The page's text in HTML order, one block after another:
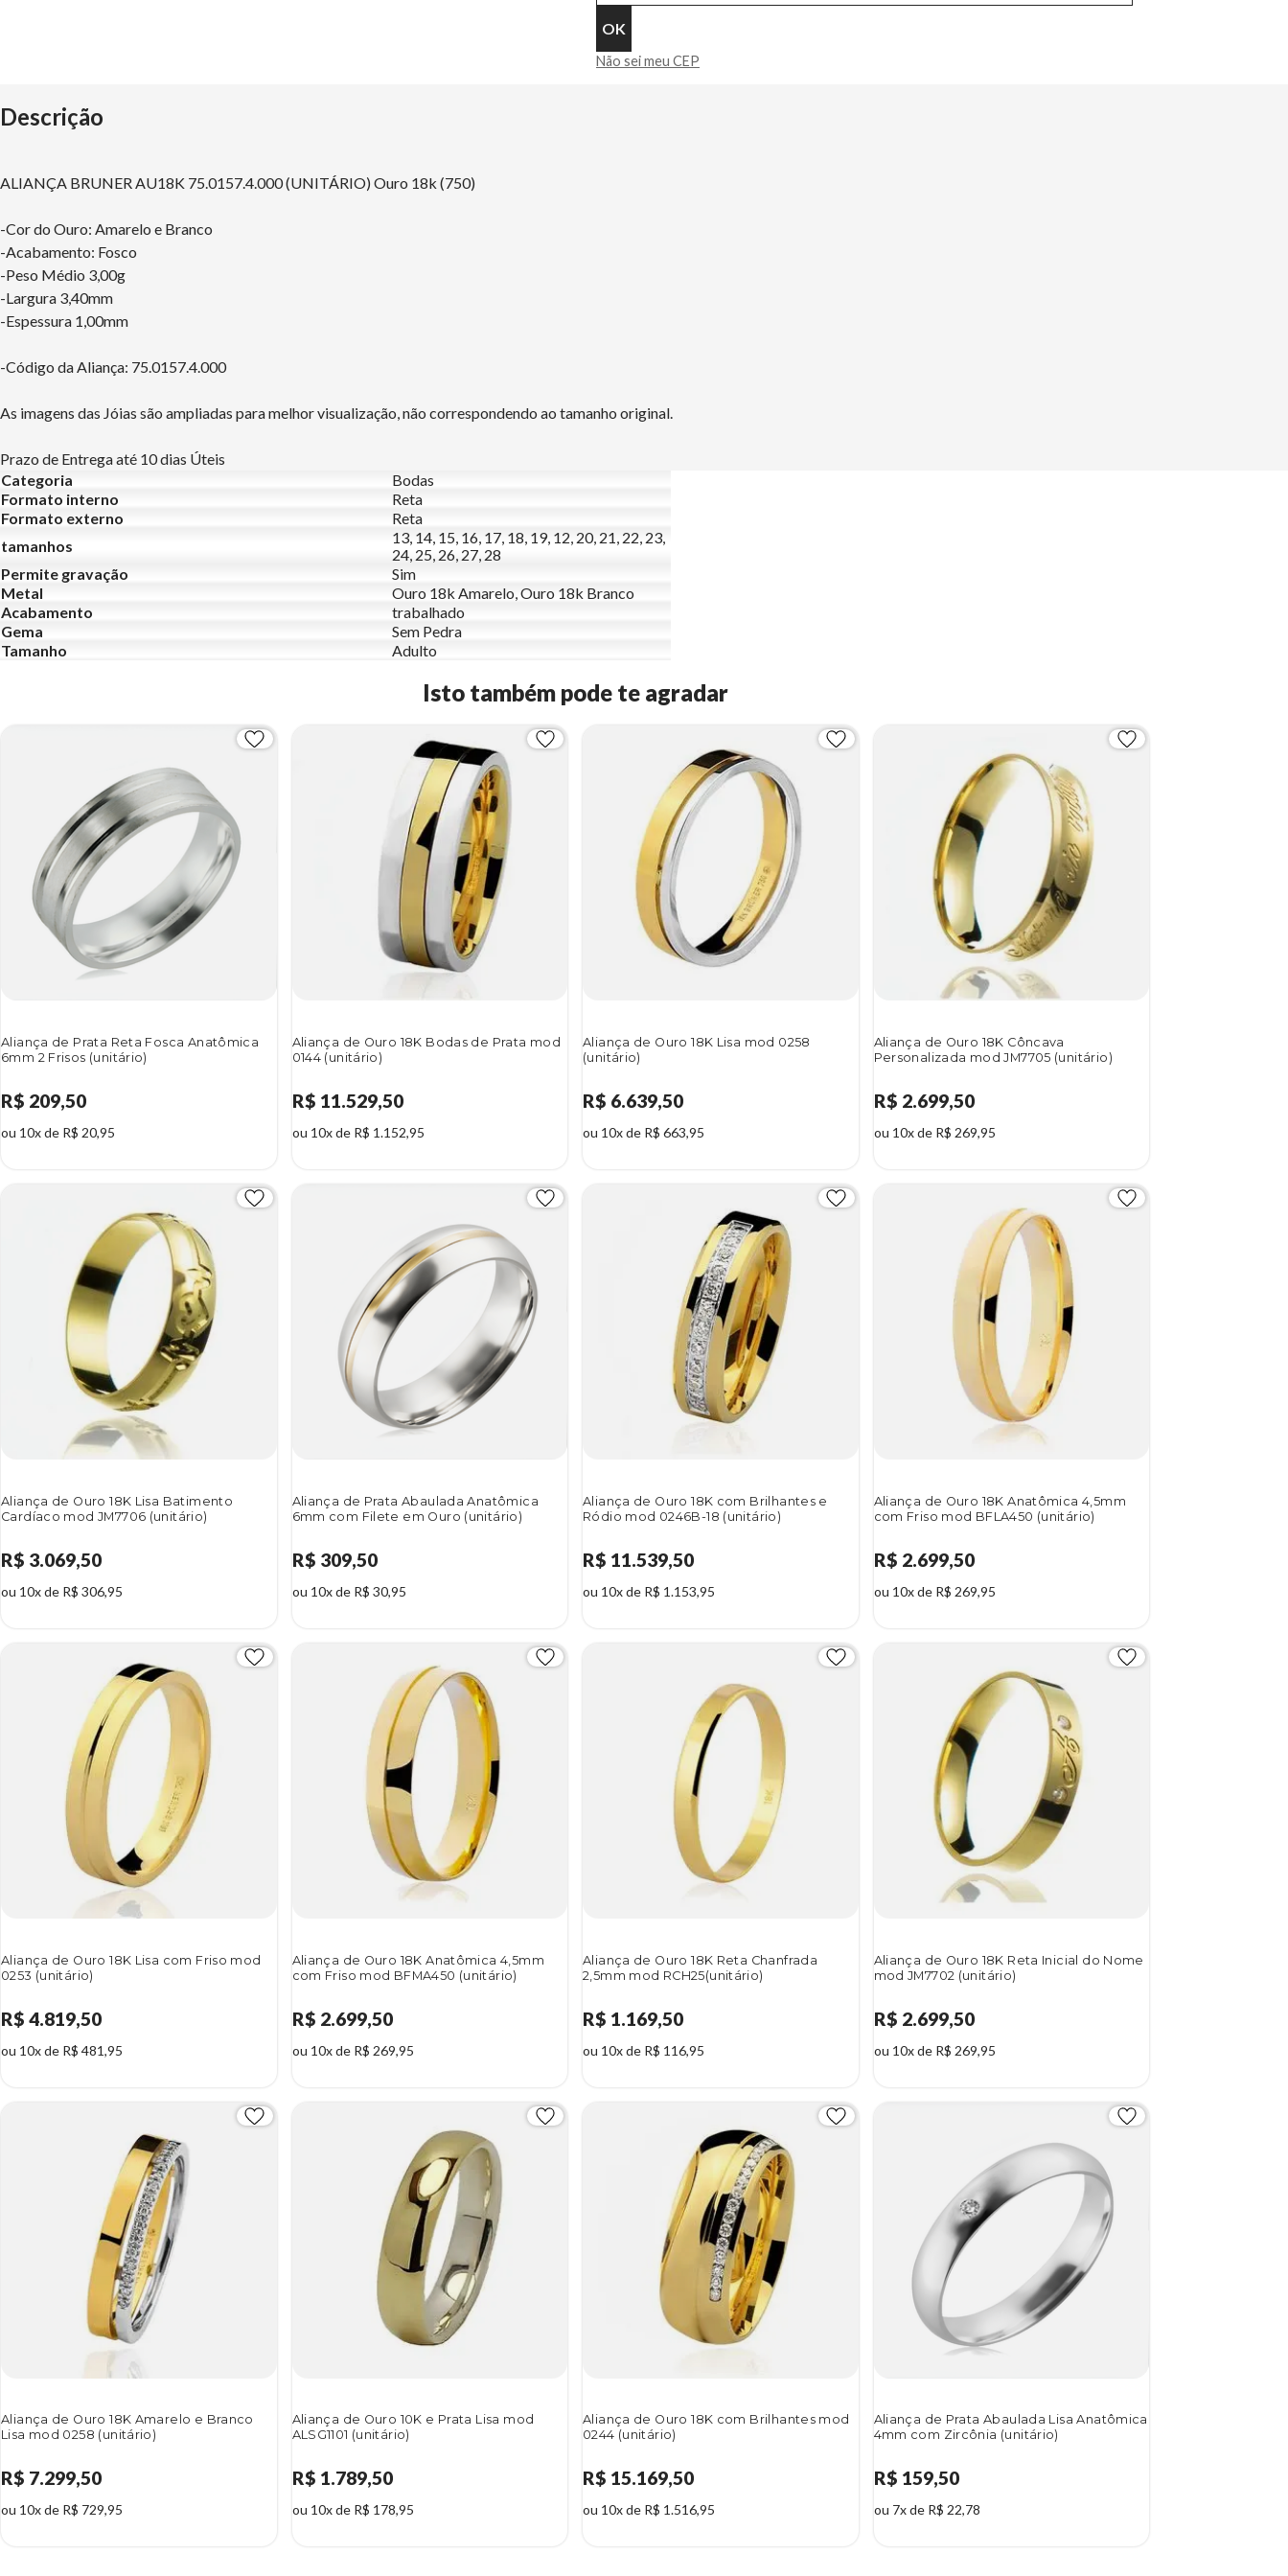
Não sei meu CEP
Descrição
ALIANÇA BRUNER AU18K 75.0157.4.000 (UNITÁRIO) Ouro 18k (750)
-Cor do Ouro: Amarelo e Branco
-Acabamento: Fosco
-Peso Médio 3,00g
-Largura 3,40mm
-Espessura 1,00mm
-Código da Aliança: 75.0157.4.000
As imagens das Jóias são ampliadas para melhor visualização, não correspondendo ao tamanho original.
Prazo de Entrega até 10 dias Úteis
Categoria
Bodas
Formato interno
Reta
Formato externo
Reta
tamanhos
13, 14, 15, 16, 17, 18, 19, 12, 20, 21, 22, 23,
24, 25, 26, 27, 28
Permite gravação
Sim
Metal
Ouro 18k Amarelo, Ouro 18k Branco
Acabamento
trabalhado
Gema
Sem Pedra
Tamanho
Adulto
Isto também pode te agradar
Aliança de Prata Reta Fosca Anatômica
6mm 2 Frisos (unitário)
R$ 209,50
ou 10x de R$ 20,95
Aliança de Ouro 18K Bodas de Prata mod
0144 (unitário)
R$ 11.529,50
ou 10x de R$ 1.152,95
Aliança de Ouro 18K Lisa mod 0258
(unitário)
R$ 6.639,50
ou 10x de R$ 663,95
Aliança de Ouro 18K Côncava
Personalizada mod JM7705 (unitário)
R$ 2.699,50
ou 10x de R$ 269,95
Aliança de Ouro 18K Lisa Batimento
Cardíaco mod JM7706 (unitário)
R$ 3.069,50
ou 10x de R$ 306,95
Aliança de Prata Abaulada Anatômica
6mm com Filete em Ouro (unitário)
R$ 309,50
ou 10x de R$ 30,95
Aliança de Ouro 18K com Brilhantes e
Ródio mod 0246B-18 (unitário)
R$ 11.539,50
ou 10x de R$ 1.153,95
Aliança de Ouro 18K Anatômica 4,5mm
com Friso mod BFLA450 (unitário)
R$ 2.699,50
ou 10x de R$ 269,95
Aliança de Ouro 18K Lisa com Friso mod
0253 (unitário)
R$ 4.819,50
ou 10x de R$ 481,95
Aliança de Ouro 18K Anatômica 4,5mm
com Friso mod BFMA450 (unitário)
R$ 2.699,50
ou 10x de R$ 269,95
Aliança de Ouro 18K Reta Chanfrada
2,5mm mod RCH25(unitário)
R$ 1.169,50
ou 10x de R$ 116,95
Aliança de Ouro 18K Reta Inicial do Nome
mod JM7702 (unitário)
R$ 2.699,50
ou 10x de R$ 269,95
Aliança de Ouro 18K Amarelo e Branco
Lisa mod 0258 (unitário)
R$ 7.299,50
ou 10x de R$ 729,95
Aliança de Ouro 10K e Prata Lisa mod
ALSG1101 (unitário)
R$ 1.789,50
ou 10x de R$ 178,95
Aliança de Ouro 18K com Brilhantes mod
0244 (unitário)
R$ 15.169,50
ou 10x de R$ 1.516,95
Aliança de Prata Abaulada Lisa Anatômica
4mm com Zircônia (unitário)
R$ 159,50
ou 7x de R$ 22,78